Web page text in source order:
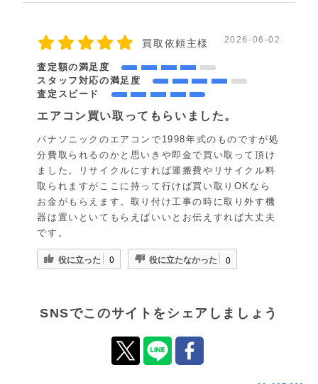
買取依頼主様 2026-06-02
査定額の満足度
スタッフ対応の満足度
査定スピード
エアコン買い取ってもらいました。
パナソニックのエアコンで1998年式のものですが処
分費取られるのかと思いきや即金で買い取って頂け
ました。リサイクルにすれば運搬費やリサイクル料
取られますがここに持って行けば買い取りOKなら
お金がもらえます。取り付け工事の時に取り外す機
器は置いといてもらえばいいとお伝えすれば大丈夫
です。
役に立った 0 役に立たなかった 0
SNSでこのサイトをシェアしましょう